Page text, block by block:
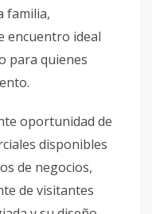
familia,
encuentro ideal
para quienes
oportunidad de
disponibles
de negocios,
de visitantes